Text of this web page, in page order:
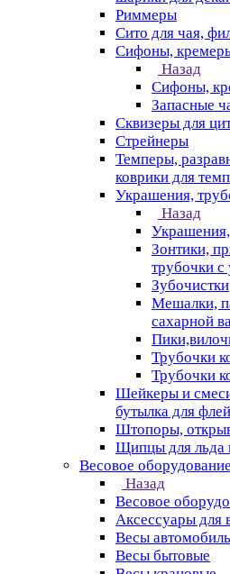
Риммеры
Сито для чая,
Сифоны,
Назад
Сифоны,
Запасные
Сквизеры для
Стрейнеры
Темперы,
коврики для
Украшения,
Назад
Зонтики,
трубочки
Зубочистки
Мешалки,
сахарной
Трубочки
Трубочки
Шейкеры и
бутылка для
Штопоры,
Щипцы для льда
Весовое оборудование
Назад
Весовое
Аксессуары для
Весы
Весы бытовые